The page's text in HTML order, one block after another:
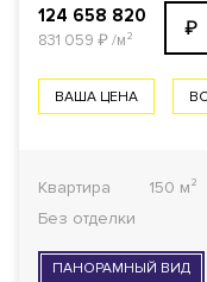
124 658 820
831 059 ₽/м² ₽
ВАША ЦЕНА
Квартира 150 м²
Без отделки
ПАНОРАМНЫЙ ВИД